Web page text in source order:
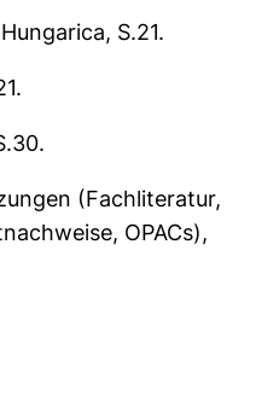
S.21.
(Fachliteratur,
OPACs),